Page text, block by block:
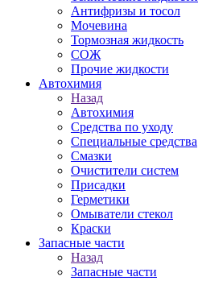
Антифризы и тосол
Мочевина
Тормозная жидкость
СОЖ
Прочие жидкости
Автохимия
Назад
Автохимия
Средства по уходу
Специальные средства
Смазки
Очистители систем
Присадки
Герметики
Омыватели стекол
Краски
Запасные части
Назад
Запасные части